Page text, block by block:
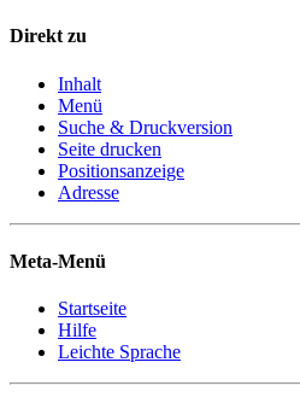
Direkt zu
Inhalt
Menü
Suche & Druckversion
Seite drucken
Positionsanzeige
Adresse
Meta-Menü
Startseite
Hilfe
Leichte Sprache